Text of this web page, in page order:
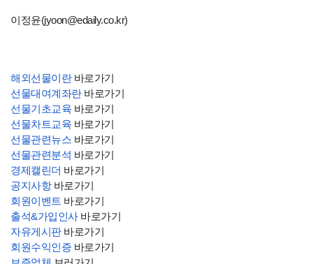
이정윤(jyoon@edaily.co.kr)
해외선물이란바로가기
선물대여계좌란바로가기
선물기초교육 바로가기
선물차트교육 바로가기
선물관련뉴스 바로가기
선물관련분석 바로가기
경제캘린더 바로가기
공지사항바로가기
회원이벤트 바로가기
출석&가입인사바로가기
자유게시판바로가기
회원수익인증 바로가기